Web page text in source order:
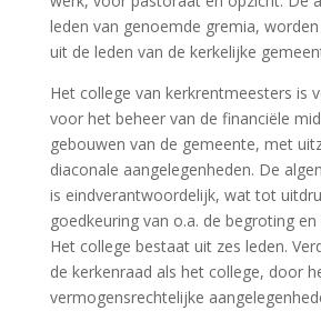
leden van genoemde gremia,
uit de leden van de kerkelijke
Het college van kerkrentmeesters is
voor het beheer van de financiële
gebouwen van de gemeente, met
diaconale aangelegenheden. De
is eindverantwoordelijk, wat tot
goedkeuring van o.a. de begroting
Het college bestaat uit zes leden.
de kerkenraad als het college, door
vermogensrechtelijke